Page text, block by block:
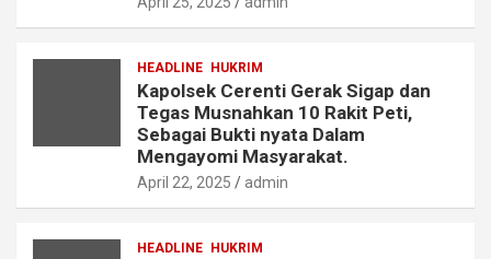
HEADLINE HUKRIM
Kapolsek Cerenti Gerak Sigap dan
Tegas Musnahkan 10 Rakit Peti,
Sebagai Bukti nyata Dalam
Mengayomi Masyarakat.
April 22, 2025 admin
HEADLINE HUKRIM